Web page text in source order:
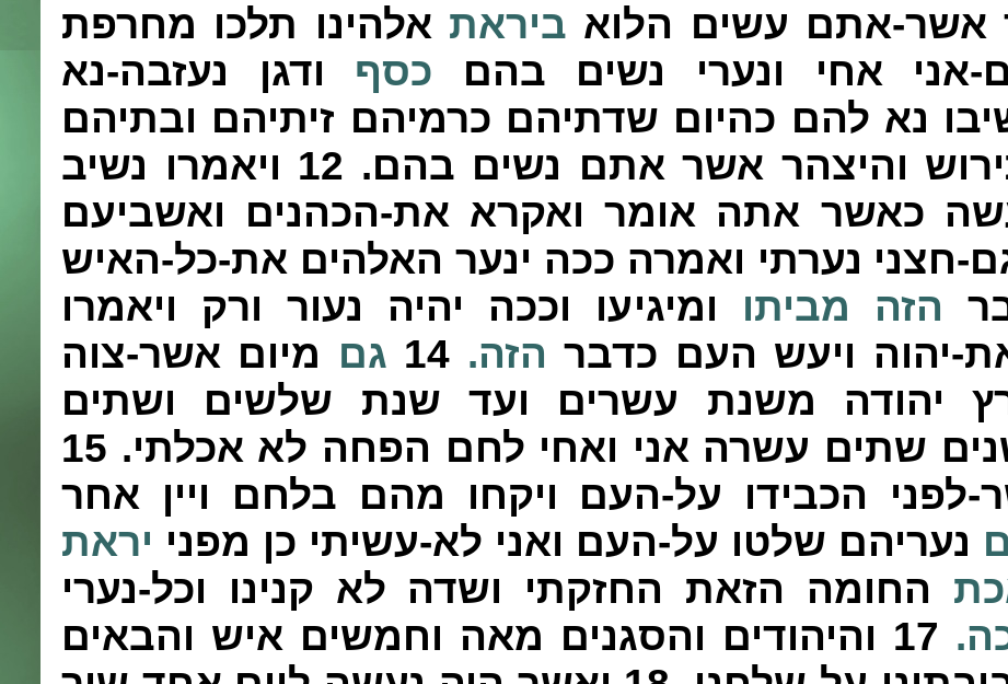
אשר-אתם עשים הלוא ביראת אלהינו תלכו מחרפת
אני אחי ונערי נשים בהם כסף ודגן נעזבה-נא
נא להם כהיום שדתיהם כרמיהם זיתיהם ובתיהם
והיצהר אשר אתם נשים בהם. 12 ויאמרו נשיב
כאשר אתה אומר ואקרא את-הכהנים ואשביעם
חצני נערתי ואמרה ככה ינער האלהים את-כל-האיש
הזה מביתו ומיגיעו וככה יהיה נעור ורק ויאמרו
יהוה ויעש העם כדבר הזה. 14 גם מיום אשר-צוה
יהודה משנת עשרים ועד שנת שלשים ושתים
שתים עשרה אני ואחי לחם הפחה לא אכלתי. 15
לפני הכבידו על-העם ויקחו מהם בלחם ויין אחר
נעריהם שלטו על-העם ואני לא-עשיתי כן מפני יראת
החומה הזאת החזקתי ושדה לא קנינו וכל-נערי
17 והיהודים והסגנים מאה וחמשים איש והבאים